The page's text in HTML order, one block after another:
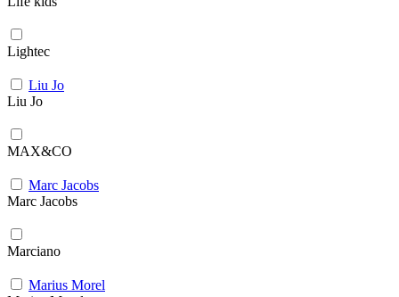
Lightec
Liu Jo
Liu Jo
MAX&CO
Marc Jacobs
Marc Jacobs
Marciano
Marius Morel